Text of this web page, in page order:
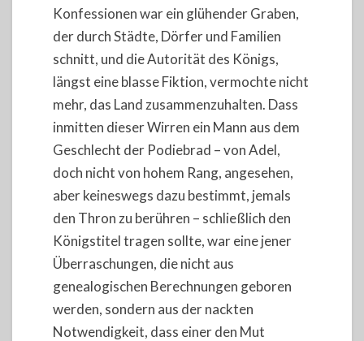
Konfessionen war ein glühender Graben,
der durch Städte, Dörfer und Familien
schnitt, und die Autorität des Königs,
längst eine blasse Fiktion, vermochte nicht
mehr, das Land zusammenzuhalten. Dass
inmitten dieser Wirren ein Mann aus dem
Geschlecht der Podiebrad – von Adel,
doch nicht von hohem Rang, angesehen,
aber keineswegs dazu bestimmt, jemals
den Thron zu berühren – schließlich den
Königstitel tragen sollte, war eine jener
Überraschungen, die nicht aus
genealogischen Berechnungen geboren
werden, sondern aus der nackten
Notwendigkeit, dass einer den Mut